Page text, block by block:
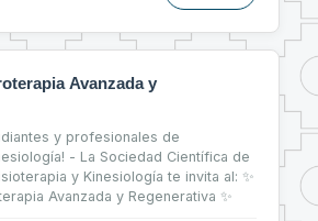
Avanzada y
y profesionales de
- La Sociedad Científica de
y Kinesiología te invita al: ✨
Avanzada y Regenerativa ✨